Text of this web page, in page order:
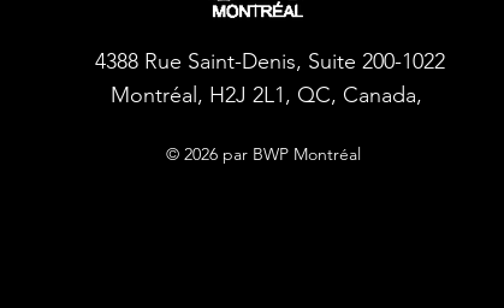
4388 Rue Saint-Denis, Suite 200-1022
Montréal, H2J 2L1, QC, Canada,
© 2026 par BWP Montréal